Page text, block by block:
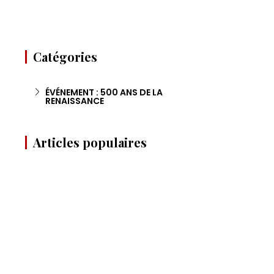
Catégories
ÉVÉNEMENT : 500 ANS DE LA
RENAISSANCE
Articles populaires